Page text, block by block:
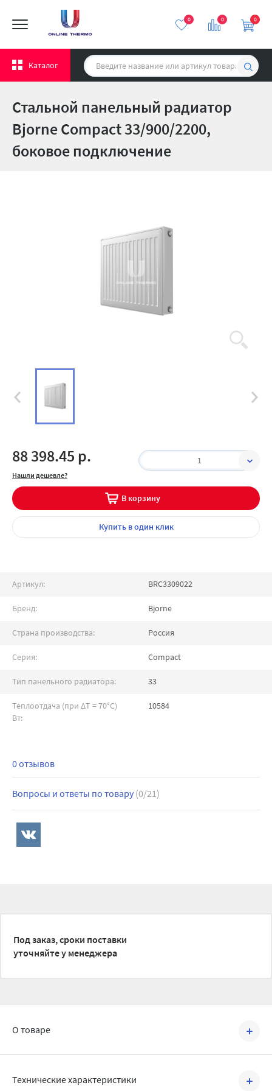
0 0
Каталог
0
Стальной панельный радиатор
Bjorne Compact 33/900/2200,
боковое подключение
88 398.45 р.
Нашли дешевле?
1
В корзину
Купитьв один клик
Артикул: BRC3309022
Бренд: Bjorne
Страна производства: Россия
Серия: Compact
Тип панельного радиатора: 33
Теплоотдача (при ∆T = 70°C)
Вт:
10584
0 отзывов
Вопросы и ответы по товару (0/21)
Под заказ, сроки поставки
уточняйте у менеджера
О товаре
Технические характеристики